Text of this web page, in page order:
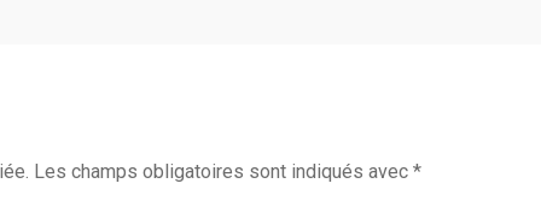
Les champs obligatoires sont indiqués avec *